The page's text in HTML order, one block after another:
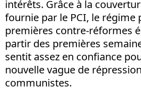
intérêts. Grâce à la
fournie par le PCI, le régime
premières contre-réformes
partir des premières
sentit assez en confiance
nouvelle vague de
communistes.